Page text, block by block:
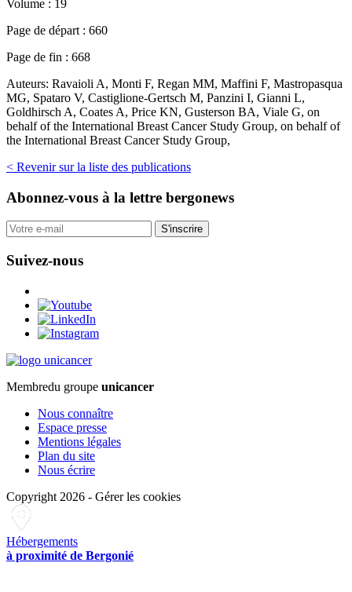
Volume : 19
Page de départ : 660
Page de fin : 668
Auteurs: Ravaioli A, Monti F, Regan MM, Maffini F, Mastropasqua
MG, Spataro V, Castiglione-Gertsch M, Panzini I, Gianni L,
Goldhirsch A, Coates A, Price KN, Gusterson BA, Viale G, on
behalf of the International Breast Cancer Study Group, on behalf of
the International Breast Cancer Study Group,
< Revenir sur la liste des publications
Abonnez-vous à la lettre bergonews
S'inscrire
Suivez-nous
Membredu groupe unicancer
Nous connaître
Espace presse
Mentions légales
Plan du site
Nous écrire
Copyright 2026 - Gérer les cookies
Hébergements
à proximité de Bergonié